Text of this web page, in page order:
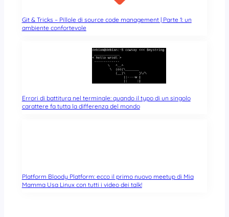
Git & Tricks – Pillole di source code management | Parte 1: un
ambiente confortevole
Errori di battitura nel terminale: quando il typo di un singolo
carattere fa tutta la differenza del mondo
Platform Bloody Platform: ecco il primo nuovo meetup di Mia
Mamma Usa Linux con tutti i video dei talk!